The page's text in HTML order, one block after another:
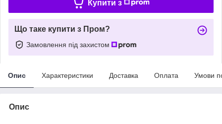
Купити з
Що таке купити з Пром?
Замовлення під захистом
Опис Характеристики Доставка Оплата Умови
Опис